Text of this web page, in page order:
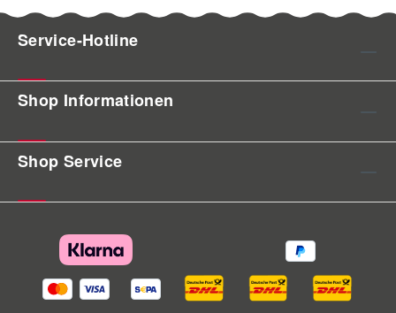
Service-Hotline
Shop Informationen
Shop Service